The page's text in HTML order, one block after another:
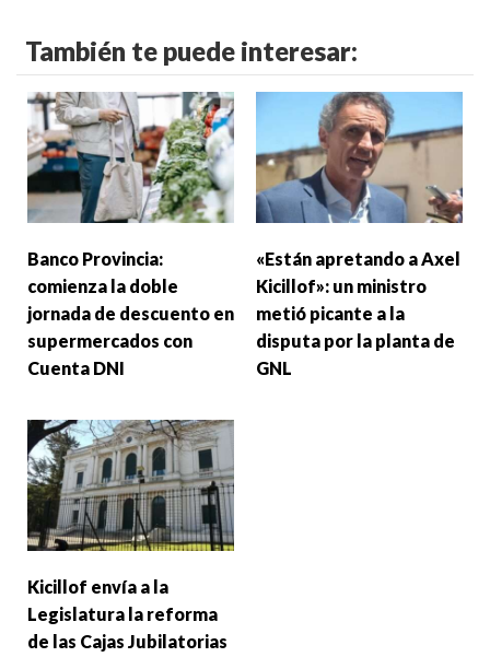
También te puede interesar:
Banco Provincia:
comienza la doble
jornada de descuento en
supermercados con
Cuenta DNI
«Están apretando a Axel
Kicillof»: un ministro
metió picante a la
disputa por la planta de
GNL
Kicillof envía a la
Legislatura la reforma
de las Cajas Jubilatorias